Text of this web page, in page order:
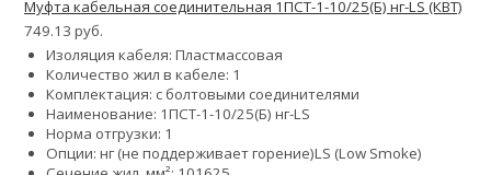
Муфта кабельная соединительная 1ПСТ-1-10/25(Б) нг-LS (КВТ)
749.13 руб.
Изоляция кабеля: Пластмассовая
Количество жил в кабеле: 1
Комплектация: с болтовыми соединителями
Наименование: 1ПСТ-1-10/25(Б) нг-LS
Норма отгрузки: 1
Опции: нг (не поддерживает горение)LS (Low Smoke)